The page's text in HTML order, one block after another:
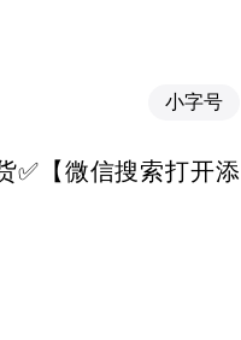
小字号
✅【微信搜索打开添